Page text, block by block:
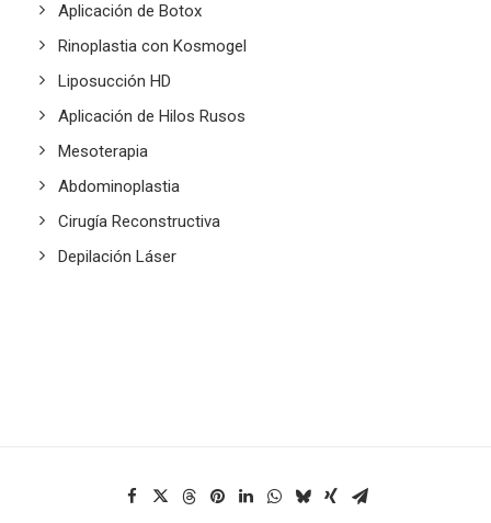
Aplicación de Botox
Rinoplastia con Kosmogel
Liposucción HD
Aplicación de Hilos Rusos
Mesoterapia
Abdominoplastia
Cirugía Reconstructiva
Depilación Láser